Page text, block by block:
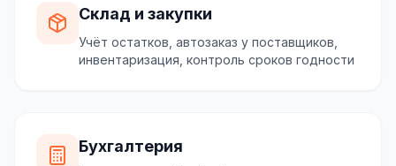
Склад и закупки
Учёт остатков, автозаказ у поставщиков,
инвентаризация, контроль сроков годности
Бухгалтерия